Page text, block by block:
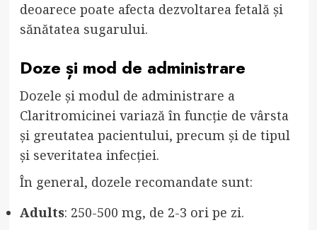
deoarece poate afecta dezvoltarea fetală și
sănătatea sugarului.
Doze și mod de administrare
Dozele și modul de administrare a
Claritromicinei variază în funcție de vârsta
și greutatea pacientului, precum și de tipul
și severitatea infecției.
În general, dozele recomandate sunt:
Adults: 250-500 mg, de 2-3 ori pe zi.